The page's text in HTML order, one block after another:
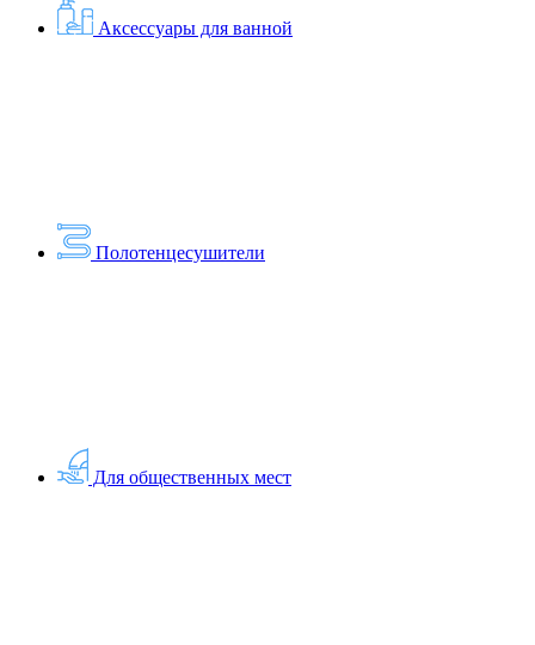
Аксессуары для ванной
Полотенцесушители
Для общественных мест